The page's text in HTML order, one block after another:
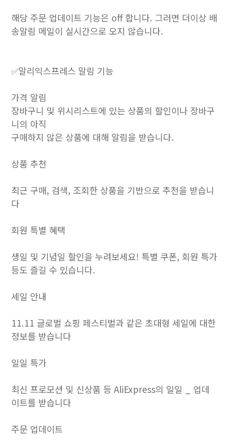
해당 주문 업데이트 기능은 off 합니다. 그러면 더이상 배
송알림 메일이 실시간으로 오지 않습니다.
✅알리익스프레스 알림 기능
가격 알림
장바구니 및 위시리스트에 있는 상품의 할인이나 장바구
니의 아직
구매하지 않은 상품에 대해 알림을 받습니다.
상품 추천
최근 구매, 검색, 조회한 상품을 기반으로 추천을 받습니
다
회원 특별 혜택
생일 및 기념일 할인을 누려보세요! 특별 쿠폰, 회원 특가
등도 즐길 수 있습니다.
세일 안내
11.11 글로벌 쇼핑 페스티벌과 같은 초대형 세일에 대한
정보를 받습니다
일일 특가
최신 프로모션 및 신상품 등 AliExpress의 일일 _ 업데
이트를 받습니다
주문 업데이트